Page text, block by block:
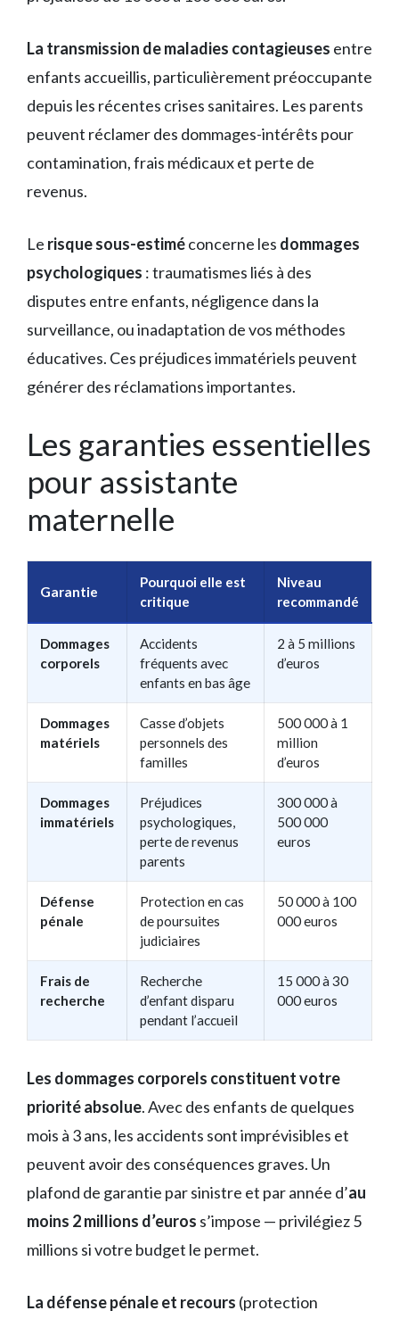
La transmission de maladies contagieuses entre
enfants accueillis, particulièrement préoccupante
depuis les récentes crises sanitaires. Les parents
peuvent réclamer des dommages-intérêts pour
contamination, frais médicaux et perte de
revenus.
Le risque sous-estiméconcerne les dommages
psychologiques : traumatismes liés à des
disputes entre enfants, négligence dans la
surveillance, ou inadaptation de vos méthodes
éducatives. Ces préjudices immatériels peuvent
générer des réclamations importantes.
Les garanties essentielles
pour assistante
maternelle
Garantie
Pourquoi elle est
critique
Niveau
recommandé
Dommages
corporels
Accidents
fréquents avec
enfants en bas âge
2 à 5 millions
d’euros
Dommages
matériels
Casse d’objets
personnels des
familles
500 000 à 1
million
d’euros
Dommages
immatériels
Préjudices
psychologiques,
perte de revenus
parents
300 000 à
500 000
euros
Défense
pénale
Protection en cas
de poursuites
judiciaires
50 000 à 100
000 euros
Frais de
recherche
Recherche
d’enfant disparu
pendant l’accueil
15 000 à 30
000 euros
Les dommages corporels constituent votre
priorité absolue. Avec des enfants de quelques
mois à 3 ans, les accidents sont imprévisibles et
peuvent avoir des conséquences graves. Un
plafond de garantie par sinistre et par année d’au
moins 2 millions d’euros s’impose — privilégiez 5
millions si votre budget le permet.
La défense pénale et recours (protection